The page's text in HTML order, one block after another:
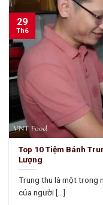
Top 10 Tiệm Bánh
Lượng
Trung thu là một trong
của người [...]
29
Th6